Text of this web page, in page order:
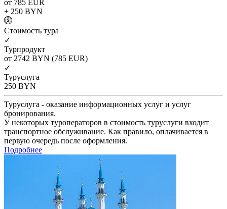
от 785 EUR
+ 250 BYN
Cтоимость тура
✓
Турпродукт
от 2742 BYN (785 EUR)
✓
Туруслуга
250 BYN
Туруслуга - оказание информационных услуг и услуг
бронирования.
У некоторых туроператоров в стоимость туруслуги входит
транспортное обслуживание. Как правило, оплачивается в
первую очередь после оформления.
Подробнее